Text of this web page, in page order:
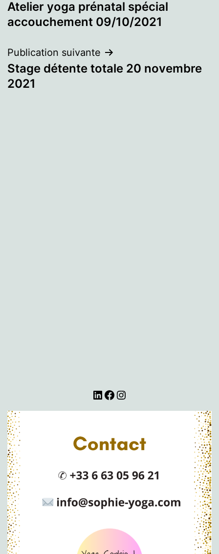
de
Atelier yoga prénatal spécial
accouchement 09/10/2021
Publication suivante
Stage détente totale 20 novembre
2021
LinkedIn
Facebook
Instagram